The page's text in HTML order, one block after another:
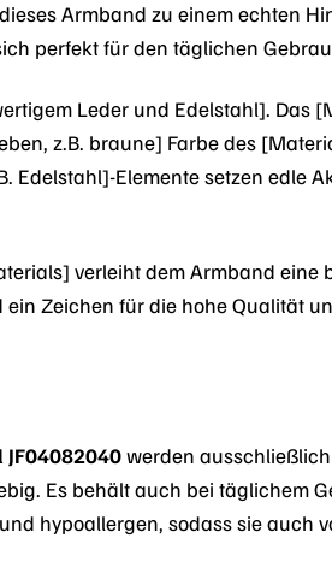
Armband zu einem echten
perfekt für den täglichen
Leder und Edelstahl]. Das
z.B. braune] Farbe des
Elemente setzen edle
verleiht dem Armband eine
Zeichen für die hohe Qualität
werden
Es behält auch bei täglichem
hypoallergen, sodass sie auch